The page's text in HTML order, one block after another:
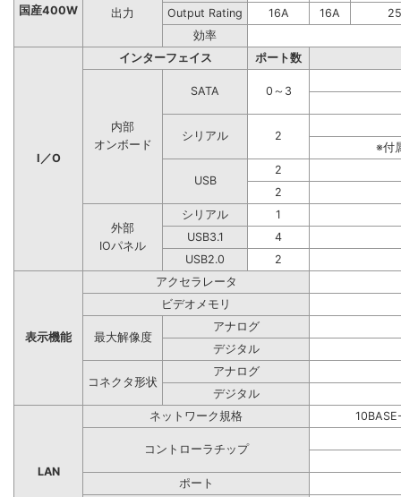
国産400W
出力
Output Rating
16A 16A
効率
I／O
インターフェイス ポート数
内部
オンボード
SATA 0～3
シリアル
2
※付
USB
2
2
外部
IOパネル
シリアル
1
USB3.1
4
USB2.0
2
表示機能
アクセラレータ
ビデオメモリ
最大解像度
アナログ
デジタル
コネクタ形状
アナログ
デジタル
LAN
ネットワーク規格
コントローラチップ
ポート